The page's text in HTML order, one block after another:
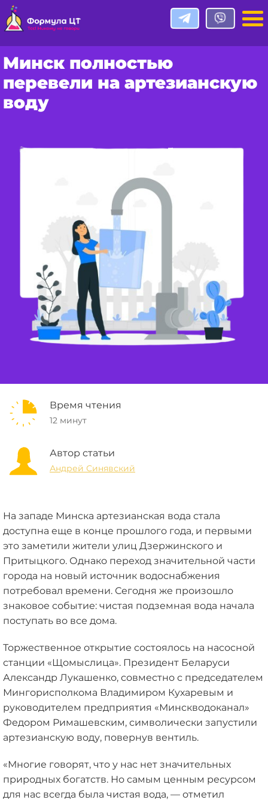
Минск полностью
перевели на артезианскую
воду
Время чтения
12 минут
Автор статьи
Андрей Синявский
На западе Минска артезианская вода стала
доступна еще в конце прошлого года, и первыми
это заметили жители улиц Дзержинского и
Притыцкого. Однако переход значительной части
города на новый источник водоснабжения
потребовал времени. Сегодня же произошло
знаковое событие: чистая подземная вода начала
поступать во все дома.
Торжественное открытие состоялось на насосной
станции «Щомыслица». Президент Беларуси
Александр Лукашенко, совместно с председателем
Мингорисполкома Владимиром Кухаревым и
руководителем предприятия «Минскводоканал»
Федором Римашевским, символически запустили
артезианскую воду, повернув вентиль.
«Многие говорят, что у нас нет значительных
природных богатств. Но самым ценным ресурсом
для нас всегда была чистая вода, — отметил